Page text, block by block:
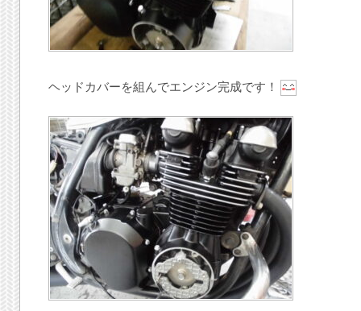
ヘッドカバーを組んでエンジン完成です！